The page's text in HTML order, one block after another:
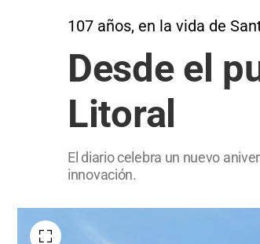
107 años, en la vida de
Desde el
Litoral
El diario celebra un nuevo
innovación.